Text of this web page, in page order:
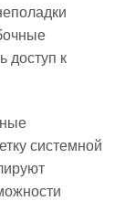
доступ к
системной